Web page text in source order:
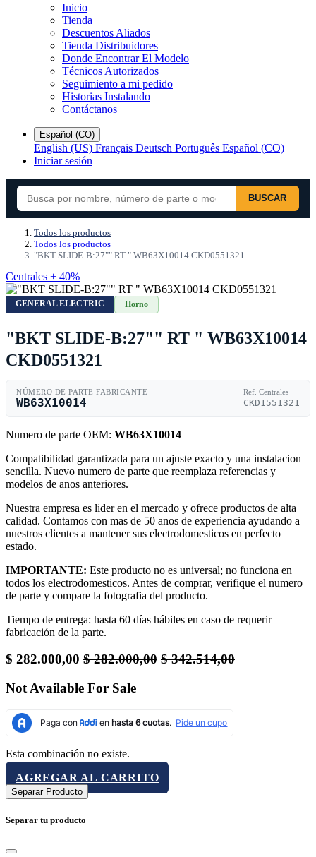
Inicio
Tienda
Descuentos Aliados
Tienda Distribuidores
Donde Encontrar El Modelo
Técnicos Autorizados
Seguimiento a mi pedido
Historias Instalando
Contáctanos
Español (CO)
English (US) Français Deutsch Português Español (CO)
Iniciar sesión
BUSCAR
Todos los productos
Todos los productos
"BKT SLIDE-B:27"" RT " WB63X10014 CKD0551321
Centrales + 40%
GENERAL ELECTRIC Horno
"BKT SLIDE-B:27"" RT " WB63X10014
CKD0551321
NÚMERO DE PARTE FABRICANTE
WB63X10014
Ref. Centrales
CKD1551321
Numero de parte OEM: WB63X10014
Compatibilidad garantizada para un ajuste exacto y una instalacion
sencilla. Nuevo numero de parte que reemplaza referencias y
modelos de anos anteriores.
Nuestra empresa es lider en el mercado y ofrece productos de alta
calidad. Contamos con mas de 50 anos de experiencia ayudando a
nuestros clientes a mantener sus electrodomesticos en perfecto
estado.
IMPORTANTE: Este producto no es universal; no funciona en
todos los electrodomesticos. Antes de comprar, verifique el numero
de parte y compare la fotografia del producto.
Tiempo de entrega: hasta 60 días hábiles en caso de requerir
fabricación de la parte.
$ 282.000,00 $282.000,00 $342.514,00
Not Available For Sale
Esta combinación no existe.
AGREGAR AL CARRITO
Separar Producto
Separar tu producto